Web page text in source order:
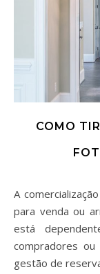
COMO
A comercialização de imóveis, neste momento, quer seja
para venda ou
está
compradores
gestão de